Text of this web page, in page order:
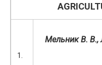
1.
Мельник В. В.,